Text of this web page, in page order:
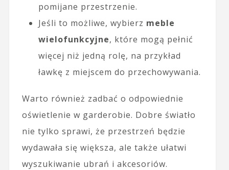
pomijane przestrzenie.
Jeśli to możliwe, wybierz meble
wielofunkcyjne, które mogą pełnić
więcej niż jedną rolę, na przykład
ławkę z miejscem do przechowywania.
Warto również zadbać o odpowiednie
oświetlenie w garderobie. Dobre światło
nie tylko sprawi, że przestrzeń będzie
wydawała się większa, ale także ułatwi
wyszukiwanie ubrań i akcesoriów.